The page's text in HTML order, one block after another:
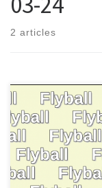
2 articles